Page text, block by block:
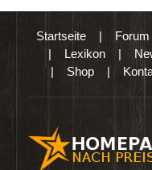
Startseite| Forum
| Lexikon |
| Shop |